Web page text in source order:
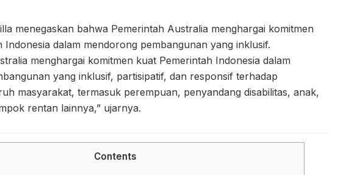
menegaskan bahwa Pemerintah Australia menghargai komitmen
Indonesia dalam mendorong pembangunan yang inklusif.
menghargai komitmen kuat Pemerintah Indonesia dalam
yang inklusif, partisipatif, dan responsif terhadap
masyarakat, termasuk perempuan, penyandang disabilitas, anak,
rentan lainnya,” ujarnya.
Contents